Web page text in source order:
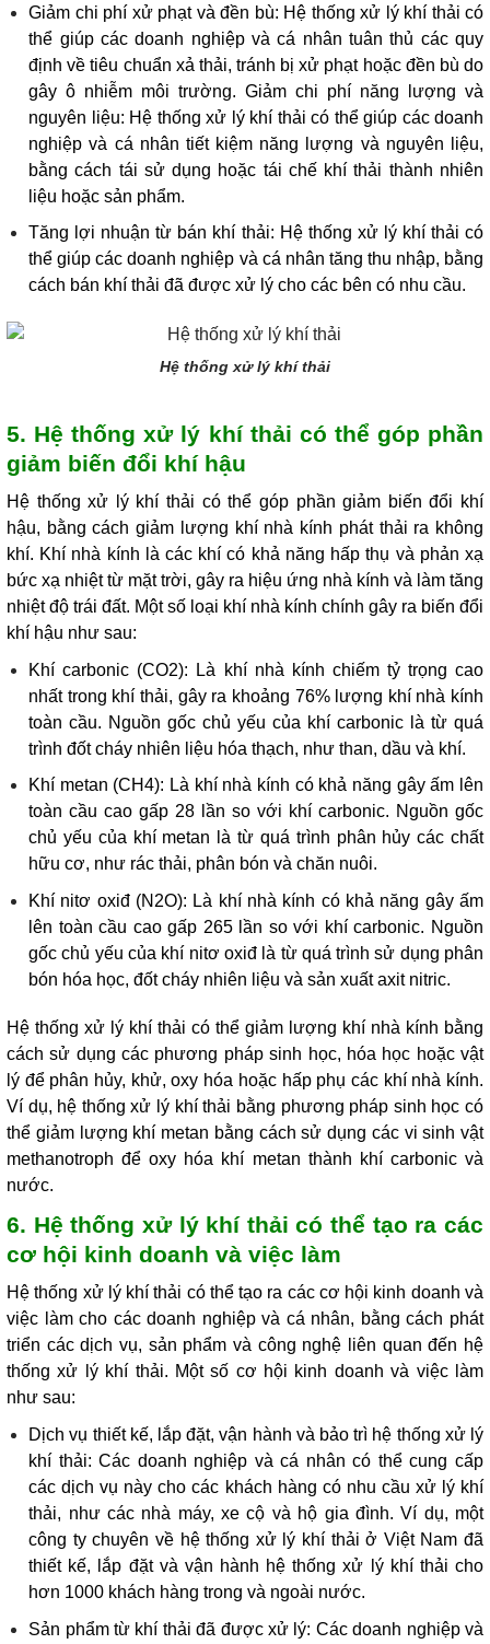
Giảm chi phí xử phạt và đền bù: Hệ thống xử lý khí thải có
thể giúp các doanh nghiệp và cá nhân tuân thủ các quy
định về tiêu chuẩn xả thải, tránh bị xử phạt hoặc đền bù do
gây ô nhiễm môi trường. Giảm chi phí năng lượng và
nguyên liệu: Hệ thống xử lý khí thải có thể giúp các doanh
nghiệp và cá nhân tiết kiệm năng lượng và nguyên liệu,
bằng cách tái sử dụng hoặc tái chế khí thải thành nhiên
liệu hoặc sản phẩm.
Tăng lợi nhuận từ bán khí thải: Hệ thống xử lý khí thải có
thể giúp các doanh nghiệp và cá nhân tăng thu nhập, bằng
cách bán khí thải đã được xử lý cho các bên có nhu cầu.
Hệ thống xử lý khí thải
5. Hệ thống xử lý khí thải có thể góp phần
giảm biến đổi khí hậu
Hệ thống xử lý khí thải có thể góp phần giảm biến đổi khí
hậu, bằng cách giảm lượng khí nhà kính phát thải ra không
khí. Khí nhà kính là các khí có khả năng hấp thụ và phản xạ
bức xạ nhiệt từ mặt trời, gây ra hiệu ứng nhà kính và làm tăng
nhiệt độ trái đất. Một số loại khí nhà kính chính gây ra biến đổi
khí hậu như sau:
Khí carbonic (CO2): Là khí nhà kính chiếm tỷ trọng cao
nhất trong khí thải, gây ra khoảng 76% lượng khí nhà kính
toàn cầu. Nguồn gốc chủ yếu của khí carbonic là từ quá
trình đốt cháy nhiên liệu hóa thạch, như than, dầu và khí.
Khí metan (CH4): Là khí nhà kính có khả năng gây ấm lên
toàn cầu cao gấp 28 lần so với khí carbonic. Nguồn gốc
chủ yếu của khí metan là từ quá trình phân hủy các chất
hữu cơ, như rác thải, phân bón và chăn nuôi.
Khí nitơ oxiđ (N2O): Là khí nhà kính có khả năng gây ấm
lên toàn cầu cao gấp 265 lần so với khí carbonic. Nguồn
gốc chủ yếu của khí nitơ oxiđ là từ quá trình sử dụng phân
bón hóa học, đốt cháy nhiên liệu và sản xuất axit nitric.
Hệ thống xử lý khí thải có thể giảm lượng khí nhà kính bằng
cách sử dụng các phương pháp sinh học, hóa học hoặc vật
lý để phân hủy, khử, oxy hóa hoặc hấp phụ các khí nhà kính.
Ví dụ, hệ thống xử lý khí thải bằng phương pháp sinh học có
thể giảm lượng khí metan bằng cách sử dụng các vi sinh vật
methanotroph để oxy hóa khí metan thành khí carbonic và
nước.
6. Hệ thống xử lý khí thải có thể tạo ra các
cơ hội kinh doanh và việc làm
Hệ thống xử lý khí thải có thể tạo ra các cơ hội kinh doanh và
việc làm cho các doanh nghiệp và cá nhân, bằng cách phát
triển các dịch vụ, sản phẩm và công nghệ liên quan đến hệ
thống xử lý khí thải. Một số cơ hội kinh doanh và việc làm
như sau:
Dịch vụ thiết kế, lắp đặt, vận hành và bảo trì hệ thống xử lý
khí thải: Các doanh nghiệp và cá nhân có thể cung cấp
các dịch vụ này cho các khách hàng có nhu cầu xử lý khí
thải, như các nhà máy, xe cộ và hộ gia đình. Ví dụ, một
công ty chuyên về hệ thống xử lý khí thải ở Việt Nam đã
thiết kế, lắp đặt và vận hành hệ thống xử lý khí thải cho
hơn 1000 khách hàng trong và ngoài nước.
Sản phẩm từ khí thải đã được xử lý: Các doanh nghiệp và